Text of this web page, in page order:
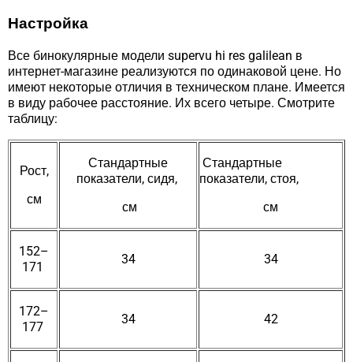
Настройка
Все бинокулярные модели supervu hi res galilean в
интернет-магазине реализуются по одинаковой цене. Но
имеют некоторые отличия в техническом плане. Имеется
в виду рабочее расстояние. Их всего четыре. Смотрите
таблицу:
Рост,
см
Стандартные
показатели, сидя,
см
Стандартные
показатели, стоя,
см
152–
171
34 34
172–
177
34 42